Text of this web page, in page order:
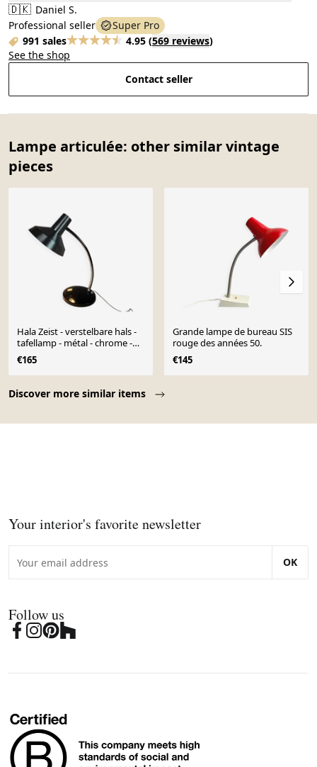
🇩🇰 Daniel S.
Professional seller
Super Pro
991 sales
4.95 (569 reviews)
See the shop
Contact seller
Lampe articulée: other similar vintage
pieces
Discover more similar items
Hala Zeist - verstelbare hals -
tafellamp - métal - chrome -
aluminium
€165
Grande lampe de bureau SIS
rouge des années 50.
€145
Your interior's favorite newsletter
OK
Follow us